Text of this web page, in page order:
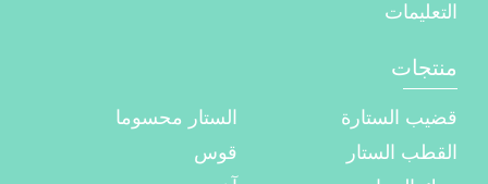
التعليمات
منتجات
قضيب الستارة
الستار محسوما
القطب الستار
قوس